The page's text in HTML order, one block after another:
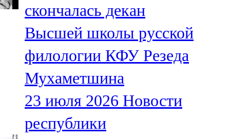
106,2 FM
Минзәлә
107,3 FM
Мөслим
100,0 FM
Нурлат
скончалась декан
Высшей школы русской
филологии КФУ Резеда
Мухаметшина
23 июля 2026 Новости
республики